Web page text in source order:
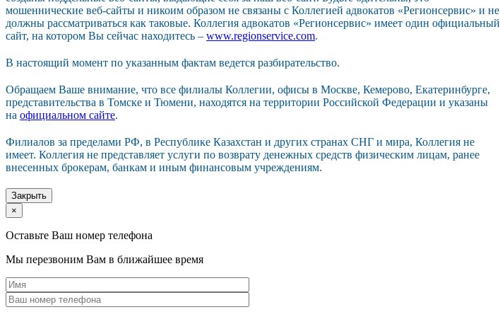
мошеннические веб-сайты и никоим образом не связаны с Коллегией адвокатов «Регионсервис» и не
должны рассматриваться как таковые. Коллегия адвокатов «Регионсервис» имеет один официальный
сайт, на котором Вы сейчас находитесь – www.regionservice.com.
В настоящий момент по указанным фактам ведется разбирательство.
Обращаем Ваше внимание, что все филиалы Коллегии, офисы в Москве, Кемерово, Екатеринбурге,
представительства в Томске и Тюмени, находятся на территории Российской Федерации и указаны
на официальном сайте.
Филиалов за пределами РФ, в Республике Казахстан и других странах СНГ и мира, Коллегия не
имеет. Коллегия не представляет услуги по возврату денежных средств физическим лицам, ранее
внесенных брокерам, банкам и иным финансовым учреждениям.
Закрыть
×
Оставьте Ваш номер телефона
Мы перезвоним Вам в ближайшее время